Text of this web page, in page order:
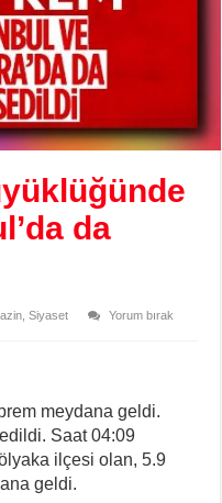
da
,Siyaset
Yorum bırak
meydana geldi.
Saat 04:09
ilçesi olan, 5.9
geldi.